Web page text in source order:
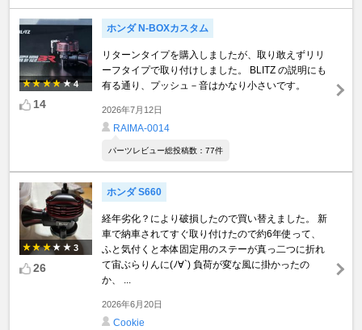
4
14
ホンダ N-BOXカスタム
リターンタイプを購入しましたが、取り敢えずリリ
ーフタイプで取り付けしました。 BLITZ の説明にも
有る通り、プッシュ－音はかなり小さいです。
2026年7月12日
RAIMA-0014
パーツレビュー総投稿数：77件
3
26
ホンダ S660
経年劣化？により破損したので買い替えました。 新
車で納車されてすぐ取り付けたので約6年使って、
ふと気付くと本体固定用のステーが真っ二つに折れ
て宙ぶらりんに(ﾉ∀`) 負荷が変な風に掛かったの
か、 ...
2026年6月20日
Cookie